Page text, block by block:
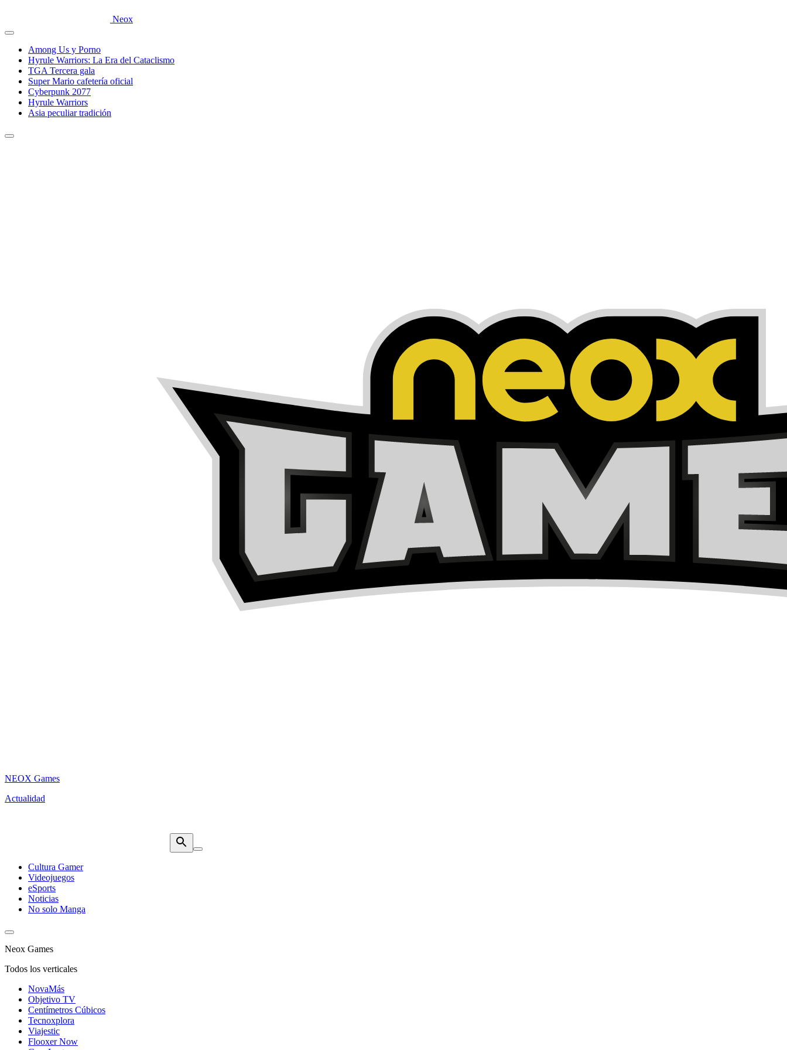
Neox
Among Us y Porno
Hyrule Warriors: La Era del Cataclismo
TGA Tercera gala
Super Mario cafetería oficial
Cyberpunk 2077
Hyrule Warriors
Asia peculiar tradición
NEOX Games
Actualidad
Cultura Gamer
Videojuegos
eSports
Noticias
No solo Manga
Neox Games
Todos los verticales
NovaMás
Objetivo TV
Centímetros Cúbicos
Tecnoxplora
Viajestic
Flooxer Now